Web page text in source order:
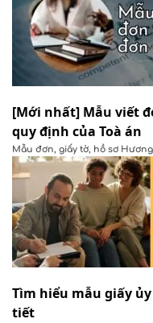
[Mới nhất] Mẫu viết
quy định của Toà án
Mẫu đơn, giấy tờ, hồ sơ
Tìm hiểu mẫu giấy
tiết